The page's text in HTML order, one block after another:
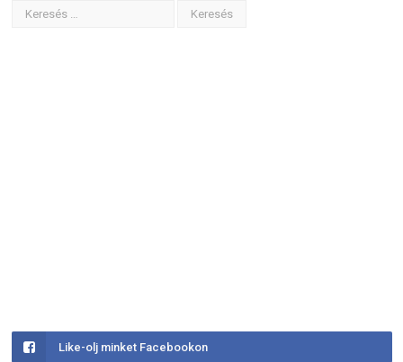
Like-olj minket Facebookon